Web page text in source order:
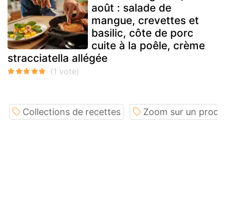
août : salade de
mangue, crevettes et
basilic, côte de porc
cuite à la poêle, crème
stracciatella allégée
Collections de recettes Zoom sur un